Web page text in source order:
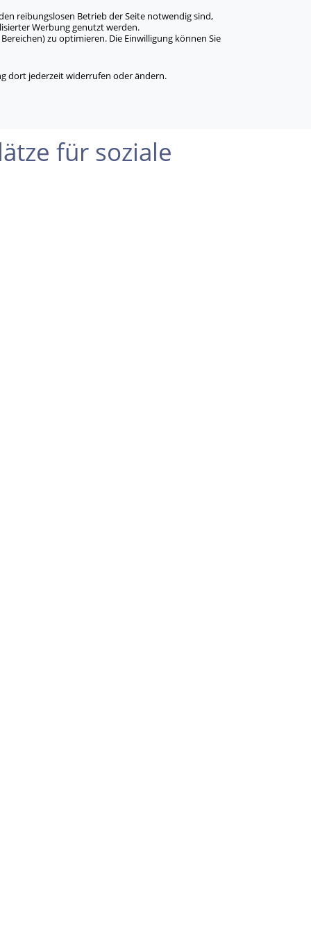
für soziale
reibungslosen Betrieb der Seite notwendig sind,
Werbung genutzt werden.
zu optimieren. Die Einwilligung können Sie
dort jederzeit widerrufen oder ändern.